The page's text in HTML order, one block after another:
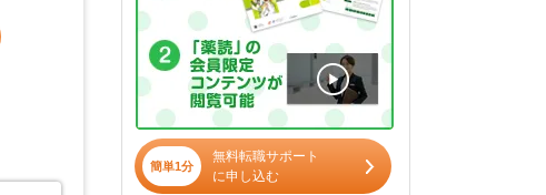
簡単1分
無料転職サポート
に申し込む